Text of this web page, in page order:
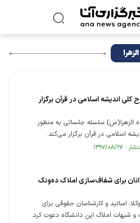
اندیشه اسلامی در قرآن برگزار
الزهرا(س) سلسله جلساتی به منظور
اسلامی در قرآن برگزار می‌کند.
برای شفاف‌سازی املاک ده‌ونک
اساتید و کارشناسان حقوقی برای
و شبهات املاک این دانشگاه دعوت کرد.